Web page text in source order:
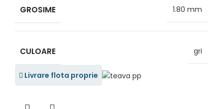
GROSIME 1.80 mm
CULOARE gri
Livrare flota proprie